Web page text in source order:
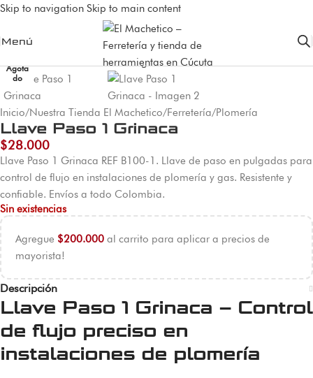
Skip to navigation Skip to main content
Menú
Agota
do
Inicio/Nuestra Tienda El Machetico/Ferretería/Plomería
Llave Paso 1 Grinaca
$28.000
Llave Paso 1 Grinaca REF B100-1. Llave de paso en pulgadas para
control de flujo en instalaciones de plomería y gas. Resistente y
confiable. Envíos a todo Colombia.
Sin existencias
Agregue $200.000 al carrito para aplicar a precios de
mayorista!
Descripción
Llave Paso 1 Grinaca – Control
de flujo preciso en
instalaciones de plomería